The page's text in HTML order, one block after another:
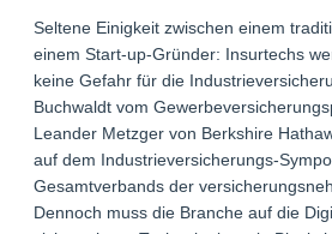
Seltene Einigkeit zwischen einem
einem Start-up-Gründer: Insurtechs
keine Gefahr für die
Buchwaldt vom
Leander Metzger von Berkshire
auf dem Industrieversicherungs-
Gesamtverbands der
Dennoch muss die Branche auf die